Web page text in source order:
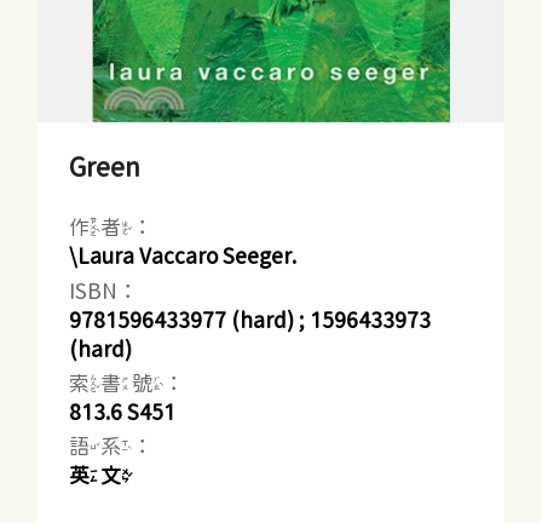
Green
作者：
\Laura Vaccaro Seeger.
ISBN：
9781596433977 (hard) ; 1596433973
(hard)
索書號：
813.6 S451
語系：
英文